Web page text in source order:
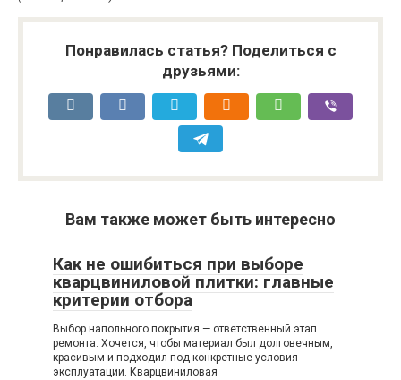
Понравилась статья? Поделиться с
друзьями:
Вам также может быть интересно
Как не ошибиться при выборе
кварцвиниловой плитки: главные
критерии отбора
Выбор напольного покрытия — ответственный этап
ремонта. Хочется, чтобы материал был долговечным,
красивым и подходил под конкретные условия
эксплуатации. Кварцвиниловая